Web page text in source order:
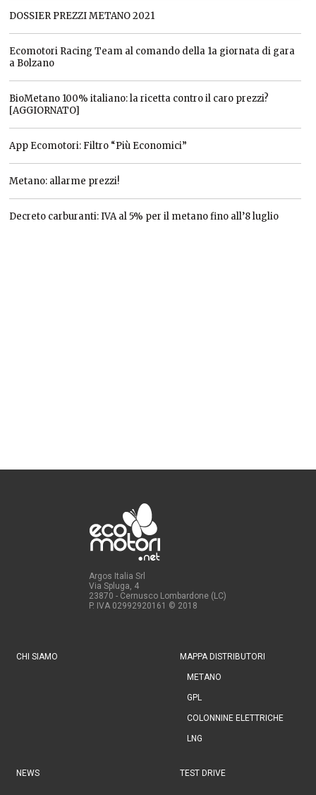
DOSSIER PREZZI METANO 2021
Ecomotori Racing Team al comando della 1a giornata di gara
a Bolzano
BioMetano 100% italiano: la ricetta contro il caro prezzi?
[AGGIORNATO]
App Ecomotori: Filtro “Più Economici”
Metano: allarme prezzi!
Decreto carburanti: IVA al 5% per il metano fino all’8 luglio
Argos Italia Srl
Via Spluga, 4
23870 - Cernusco Lombardone (LC)
P. IVA 02992920161 © 2018
CHI SIAMO MAPPA DISTRIBUTORI
METANO
GPL
COLONNINE ELETTRICHE
LNG
NEWS TEST DRIVE